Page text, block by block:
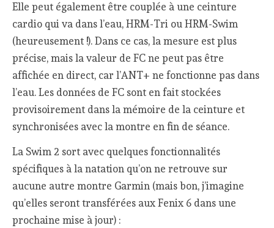
Elle peut également être couplée à une ceinture
cardio qui va dans l’eau, HRM-Tri ou HRM-Swim
(heureusement !). Dans ce cas, la mesure est plus
précise, mais la valeur de FC ne peut pas être
affichée en direct, car l’ANT+ ne fonctionne pas dans
l’eau. Les données de FC sont en fait stockées
provisoirement dans la mémoire de la ceinture et
synchronisées avec la montre en fin de séance.
La Swim 2 sort avec quelques fonctionnalités
spécifiques à la natation qu’on ne retrouve sur
aucune autre montre Garmin (mais bon, j’imagine
qu’elles seront transférées aux Fenix 6 dans une
prochaine mise à jour) :